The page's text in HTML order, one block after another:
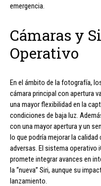
emergencia.
Cámaras y
Operativo
En el ámbito de la fotografía,
cámara principal con apertura
una mayor flexibilidad en la
condiciones de baja luz.
con una mayor apertura y un
lo que podría mejorar la
adversas. El sistema operativo
promete integrar avances en
la “nueva” Siri, aunque su
lanzamiento.